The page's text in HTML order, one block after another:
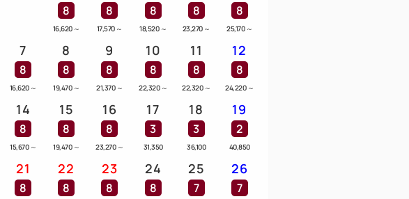
8
16,620 ～
8
17,570 ～
8
18,520 ～
8
23,270 ～
8
25,170 ～
7
8
16,620 ～
8
8
19,470 ～
9
8
21,370 ～
10
8
22,320 ～
11
8
22,320 ～
12
8
24,220 ～
14
8
15,670 ～
15
8
19,470 ～
16
8
23,270 ～
17
3
31,350
18
3
36,100
19
2
40,850
21
8
22
8
23
8
24
8
25
7
26
7